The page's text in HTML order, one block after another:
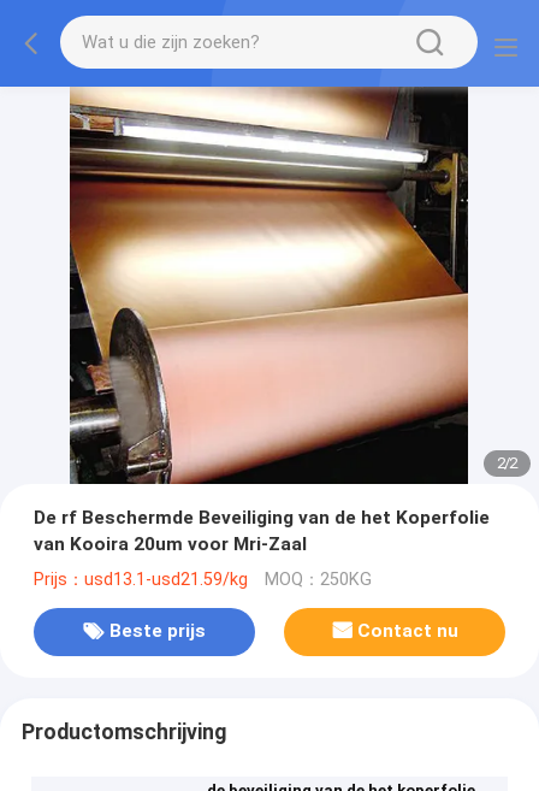
2/2
De rf Beschermde Beveiliging van de het Koperfolie
van Kooira 20um voor Mri-Zaal
Prijs：usd13.1-usd21.59/kg MOQ：250KG
Beste prijs Contact nu
Productomschrijving